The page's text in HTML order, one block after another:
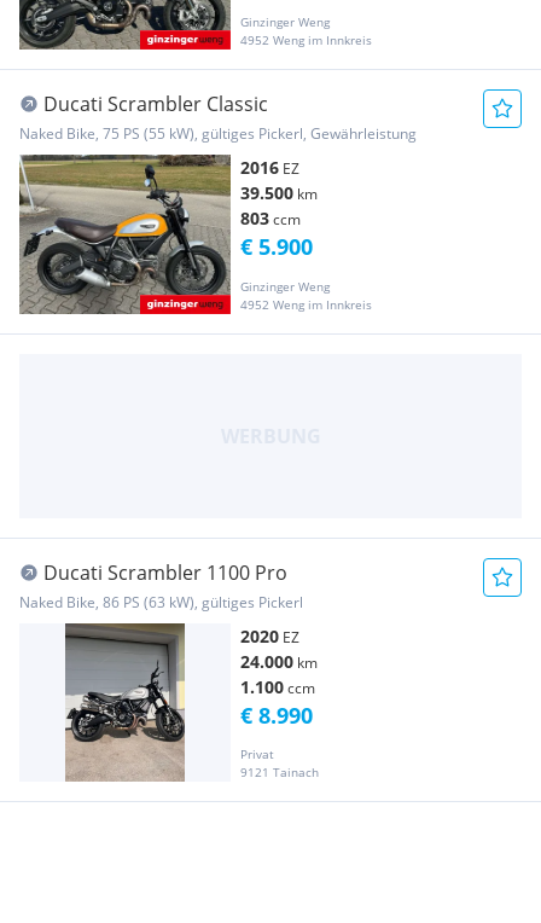
Ginzinger Weng
4952 Weng im Innkreis
Ducati Scrambler Classic
Naked Bike, 75 PS (55 kW), gültiges Pickerl, Gewährleistung
2016 EZ
39.500 km
803ccm
Ginzinger Weng
4952 Weng im Innkreis
€ 5.900
Ducati Scrambler 1100 Pro
Naked Bike, 86 PS (63 kW), gültiges Pickerl
2020 EZ
24.000 km
1.100ccm
Privat
9121 Tainach
€ 8.990